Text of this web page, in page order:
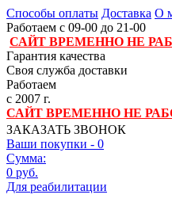
Способы оплаты Доставка О
Работаем с 09-00 до 21-00
САЙТ ВРЕМЕННО НЕ
Гарантия качества
Своя служба доставки
Работаем
с 2007 г.
САЙТ ВРЕМЕННО НЕ
ЗАКАЗАТЬ ЗВОНОК
Ваши покупки - 0
Сумма:
0 руб.
Для реабилитации